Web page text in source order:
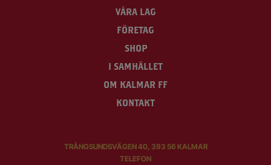
VÅRA LAG
FÖRETAG
SHOP
I SAMHÄLLET
OM KALMAR FF
KONTAKT
TRÅNGSUNDSVÄGEN 40, 393 56 KALMAR
TELEFON